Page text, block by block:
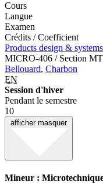
Cours
Langue
Examen
Crédits / Coefficient
Products design &
MICRO-406 / Section MT
Bellouard, Charbon
EN
Session d'hiver
Pendant le semestre
10
afficher masquer
Mineur :